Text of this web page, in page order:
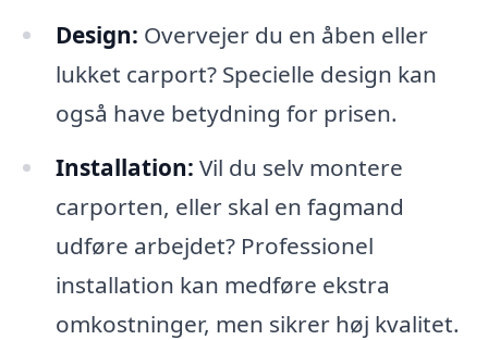
Design: Overvejer du en åben eller
lukket carport? Specielle design kan
også have betydning for prisen.
Installation: Vil du selv montere
carporten, eller skal en fagmand
udføre arbejdet? Professionel
installation kan medføre ekstra
omkostninger, men sikrer høj kvalitet.